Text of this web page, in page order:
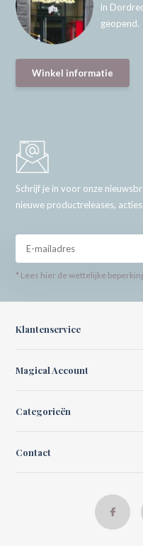
in
geopend.
Winkel informatie
Schrijf je in voor onze
nieuwe productreleases,
* Lees hier de wettelijke
Klantenservice
Magical Account
Categorieën
Contact